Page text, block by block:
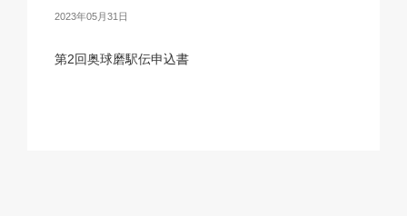
2023年05月31日
第2回奥球磨駅伝申込書